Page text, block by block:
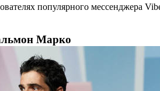
популярного мессенджера
Марко